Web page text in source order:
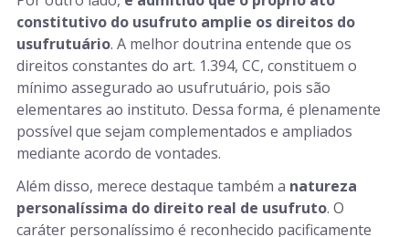
constitutivo do usufruto amplie os direitos do
usufrutuário. A melhor doutrina entende que os
direitos constantes do art. 1.394, CC, constituem o
mínimo assegurado ao usufrutuário, pois são
elementares ao instituto. Dessa forma, é plenamente
possível que sejam complementados e ampliados
mediante acordo de vontades.
Além disso, merece destaque também a natureza
personalíssima do direito real de usufruto. O
caráter personalíssimo é reconhecido pacificamente